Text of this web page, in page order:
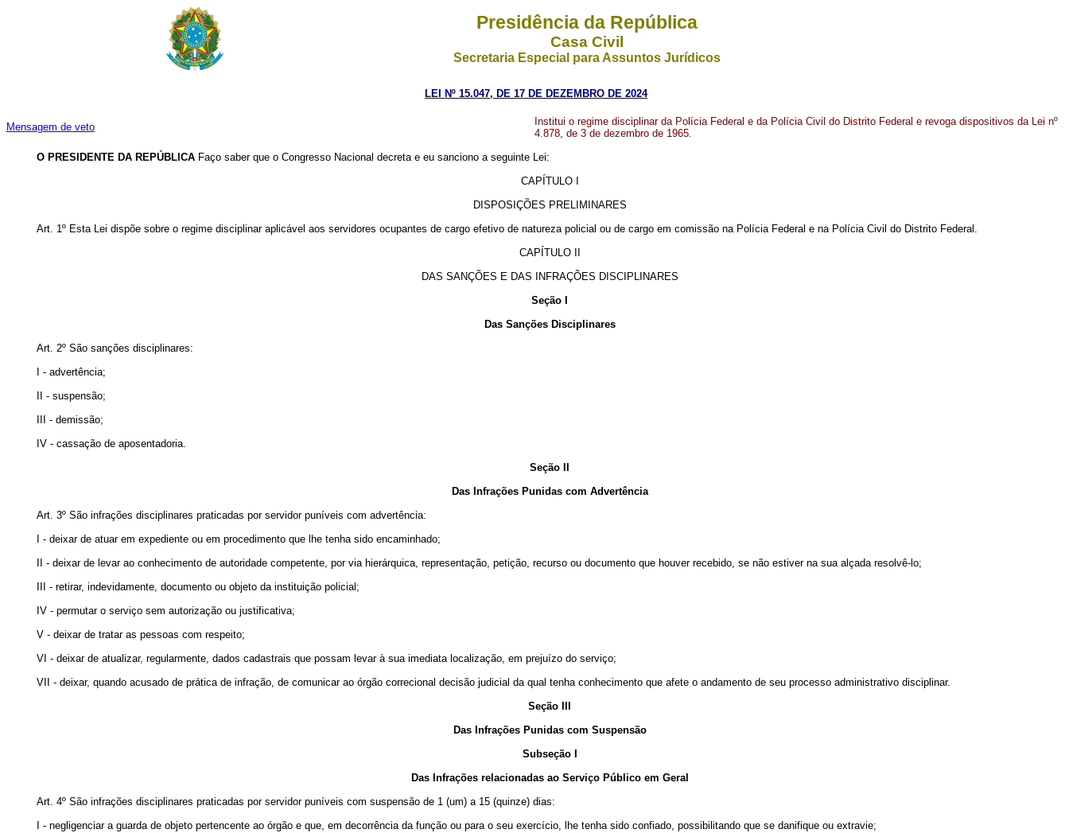
Presidência da República
Casa Civil
Secretaria Especial para Assuntos Jurídicos
LEI Nº 15.047, DE 17 DE DEZEMBRO DE 2024
Mensagem de veto
Institui o regime disciplinar da Polícia Federal e da Polícia Civil do Distrito Federal e revoga dispositivos da Lei nº
4.878, de 3 de dezembro de 1965.
O PRESIDENTE DA REPÚBLICA Faço saber que o Congresso Nacional decreta e eu sanciono a seguinte Lei:
CAPÍTULO I
DISPOSIÇÕES PRELIMINARES
Art. 1º Esta Lei dispõe sobre o regime disciplinar aplicável aos servidores ocupantes de cargo efetivo de natureza policial ou de cargo em comissão na Polícia Federal e na Polícia Civil do Distrito Federal.
CAPÍTULO II
DAS SANÇÕES E DAS INFRAÇÕES DISCIPLINARES
Seção I
Das Sanções Disciplinares
Art. 2º São sanções disciplinares:
I - advertência;
II - suspensão;
III - demissão;
IV - cassação de aposentadoria.
Seção II
Das Infrações Punidas com Advertência
Art. 3º São infrações disciplinares praticadas por servidor puníveis com advertência:
I - deixar de atuar em expediente ou em procedimento que lhe tenha sido encaminhado;
II - deixar de levar ao conhecimento de autoridade competente, por via hierárquica, representação, petição, recurso ou documento que houver recebido, se não estiver na sua alçada resolvê-lo;
III - retirar, indevidamente, documento ou objeto da instituição policial;
IV - permutar o serviço sem autorização ou justificativa;
V - deixar de tratar as pessoas com respeito;
VI - deixar de atualizar, regularmente, dados cadastrais que possam levar à sua imediata localização, em prejuízo do serviço;
VII - deixar, quando acusado de prática de infração, de comunicar ao órgão correcional decisão judicial da qual tenha conhecimento que afete o andamento de seu processo administrativo disciplinar.
Seção III
Das Infrações Punidas com Suspensão
Subseção I
Das Infrações relacionadas ao Serviço Público em Geral
Art. 4º São infrações disciplinares praticadas por servidor puníveis com suspensão de 1 (um) a 15 (quinze) dias:
I - negligenciar a guarda de objeto pertencente ao órgão e que, em decorrência da função ou para o seu exercício, lhe tenha sido confiado, possibilitando que se danifique ou extravie;